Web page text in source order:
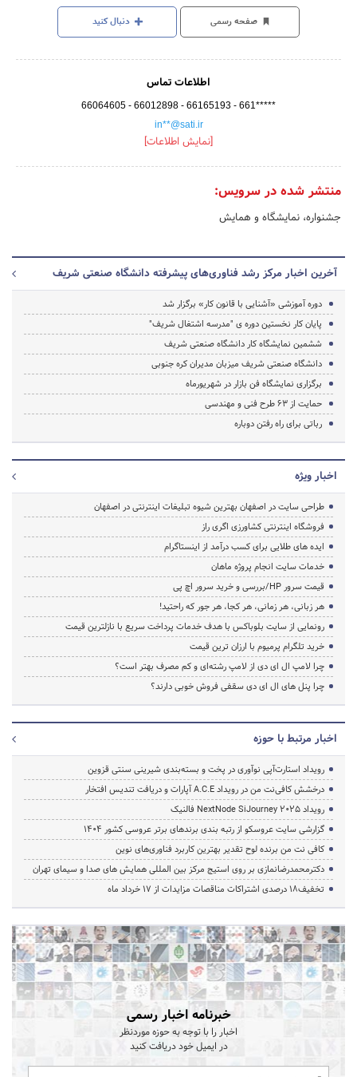
صفحه رسمی دنبال کنید
اطلاعات تماس
66064605 - 66012898 - 66165193 - 661*****
in**@sati.ir
[نمایش اطلاعات]
منتشر شده در سرویس:
جشنواره، نمایشگاه و همایش
آخرین اخبار مرکز رشد فناورى‌هاى پیشرفته دانشگاه صنعتى شریف
دوره آموزشى «آشنایى با قانون کار» برگزار شد
پایان کار نخستین دوره ى "مدرسه اشتغال شریف"
ششمین نمایشگاه کار دانشگاه صنعتى شریف
دانشگاه صنعتى شریف میزبان مدیران کره جنوبى
برگزاری نمایشگاه فن بازار در شهریورماه
حمایت از 63 طرح فنی و مهندسی
رباتی برای راه رفتن دوباره
اخبار ویژه
طراحی سایت در اصفهان بهترین شیوه تبلیغات اینترنتی در اصفهان
فروشگاه اینترنتی کشاورزی اگری راز
ایده های طلایی برای کسب درآمد از اینستاگرام
خدمات سایت انجام پروژه ماهان
قیمت سرور HP/بررسی و خرید سرور اچ پی
هر زبانی، هر زمانی، هر کجا، هر جور که راحتید!
رونمایی از سایت بلوباکس با هدف خدمات پرداخت سریع با نازلترین قیمت
خرید تلگرام پرمیوم با ارزان ترین قیمت
چرا لامپ ال ای دی از لامپ رشته‌ای و کم مصرف بهتر است؟
چرا پنل های ال ای دی سقفی فروش خوبی دارند؟
اخبار مرتبط با حوزه
رویداد استارت‌آپی نوآوری در پخت و بسته‌بندی شیرینی سنتی قزوین
درخشش کافی‌نت من در رویداد A.C.E آپارات و دریافت تندیس افتخار
رویداد NextNode SiJourney 2025 فالنیک
گزارشی سایت عروسکو از رتبه بندی برندهای برتر عروسی کشور 1404
کافی نت من برنده لوح تقدیر بهترین کاربرد فناوری‌های نوین
دکترمحمدرضانمازی بر روی استیج مرکز بین المللی همایش های صدا و سیمای تهران
تخفیف‌18 درصدی اشتراکات مناقصات مزایدات از 17 خرداد ماه
خبرنامه اخبار رسمی
اخبار را با توجه به حوزه موردنظر
در ایمیل خود دریافت کنید